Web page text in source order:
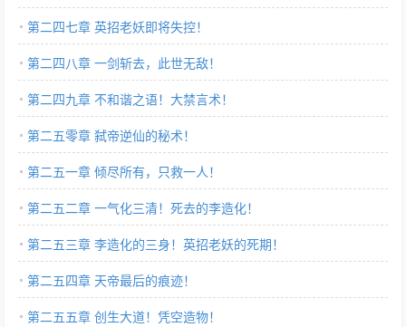
第二四七章 英招老妖即将失控！
第二四八章 一剑斩去，此世无敌！
第二四九章 不和谐之语！大禁言术！
第二五零章 弑帝逆仙的秘术！
第二五一章 倾尽所有，只救一人！
第二五二章 一气化三清！死去的李造化！
第二五三章 李造化的三身！英招老妖的死期！
第二五四章 天帝最后的痕迹！
第二五五章 创生大道！凭空造物！